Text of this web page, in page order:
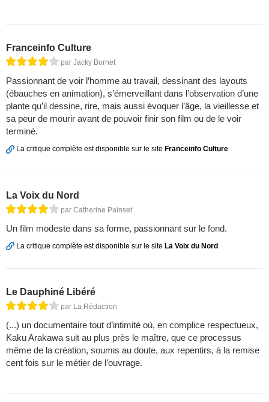
Franceinfo Culture
par Jacky Bornet
Passionnant de voir l’homme au travail, dessinant des layouts
(ébauches en animation), s’émerveillant dans l’observation d’une
plante qu’il dessine, rire, mais aussi évoquer l’âge, la vieillesse et
sa peur de mourir avant de pouvoir finir son film ou de le voir
terminé.
La critique complète est disponible sur le site Franceinfo Culture
La Voix du Nord
par Catherine Painset
Un film modeste dans sa forme, passionnant sur le fond.
La critique complète est disponible sur le site La Voix du Nord
Le Dauphiné Libéré
par La Rédaction
(...) un documentaire tout d’intimité où, en complice respectueux,
Kaku Arakawa suit au plus près le maître, que ce processus
même de la création, soumis au doute, aux repentirs, à la remise
cent fois sur le métier de l’ouvrage.